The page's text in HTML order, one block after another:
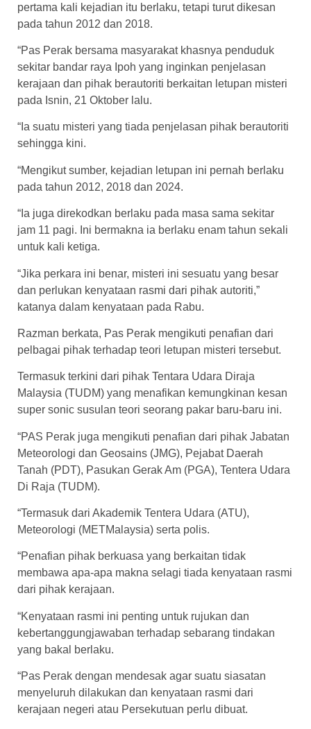
pertama kali kejadian itu berlaku, tetapi turut dikesan
pada tahun 2012 dan 2018.
“Pas Perak bersama masyarakat khasnya penduduk
sekitar bandar raya Ipoh yang inginkan penjelasan
kerajaan dan pihak berautoriti berkaitan letupan misteri
pada Isnin, 21 Oktober lalu.
“Ia suatu misteri yang tiada penjelasan pihak berautoriti
sehingga kini.
“Mengikut sumber, kejadian letupan ini pernah berlaku
pada tahun 2012, 2018 dan 2024.
“Ia juga direkodkan berlaku pada masa sama sekitar
jam 11 pagi. Ini bermakna ia berlaku enam tahun sekali
untuk kali ketiga.
“Jika perkara ini benar, misteri ini sesuatu yang besar
dan perlukan kenyataan rasmi dari pihak autoriti,”
katanya dalam kenyataan pada Rabu.
Razman berkata, Pas Perak mengikuti penafian dari
pelbagai pihak terhadap teori letupan misteri tersebut.
Termasuk terkini dari pihak Tentara Udara Diraja
Malaysia (TUDM) yang menafikan kemungkinan kesan
super sonic susulan teori seorang pakar baru-baru ini.
“PAS Perak juga mengikuti penafian dari pihak Jabatan
Meteorologi dan Geosains (JMG), Pejabat Daerah
Tanah (PDT), Pasukan Gerak Am (PGA), Tentera Udara
Di Raja (TUDM).
“Termasuk dari Akademik Tentera Udara (ATU),
Meteorologi (METMalaysia) serta polis.
“Penafian pihak berkuasa yang berkaitan tidak
membawa apa-apa makna selagi tiada kenyataan rasmi
dari pihak kerajaan.
“Kenyataan rasmi ini penting untuk rujukan dan
kebertanggungjawaban terhadap sebarang tindakan
yang bakal berlaku.
“Pas Perak dengan mendesak agar suatu siasatan
menyeluruh dilakukan dan kenyataan rasmi dari
kerajaan negeri atau Persekutuan perlu dibuat.